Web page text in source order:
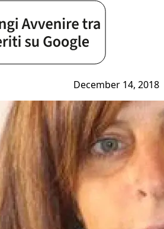
December 14, 2018